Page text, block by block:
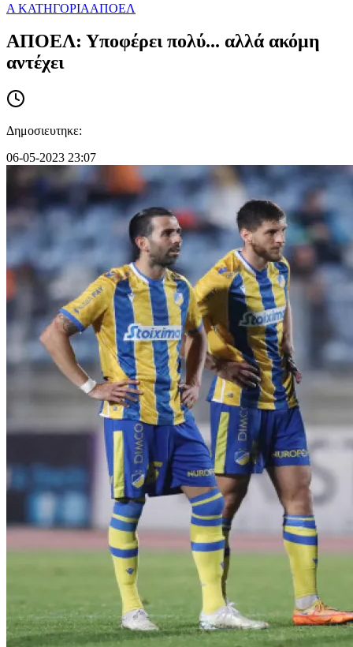
Α ΚΑΤΗΓΟΡΙΑΑΠΟΕΛ
ΑΠΟΕΛ: Υποφέρει πολύ... αλλά ακόμη
αντέχει
Δημοσιευτηκε:
06-05-2023 23:07